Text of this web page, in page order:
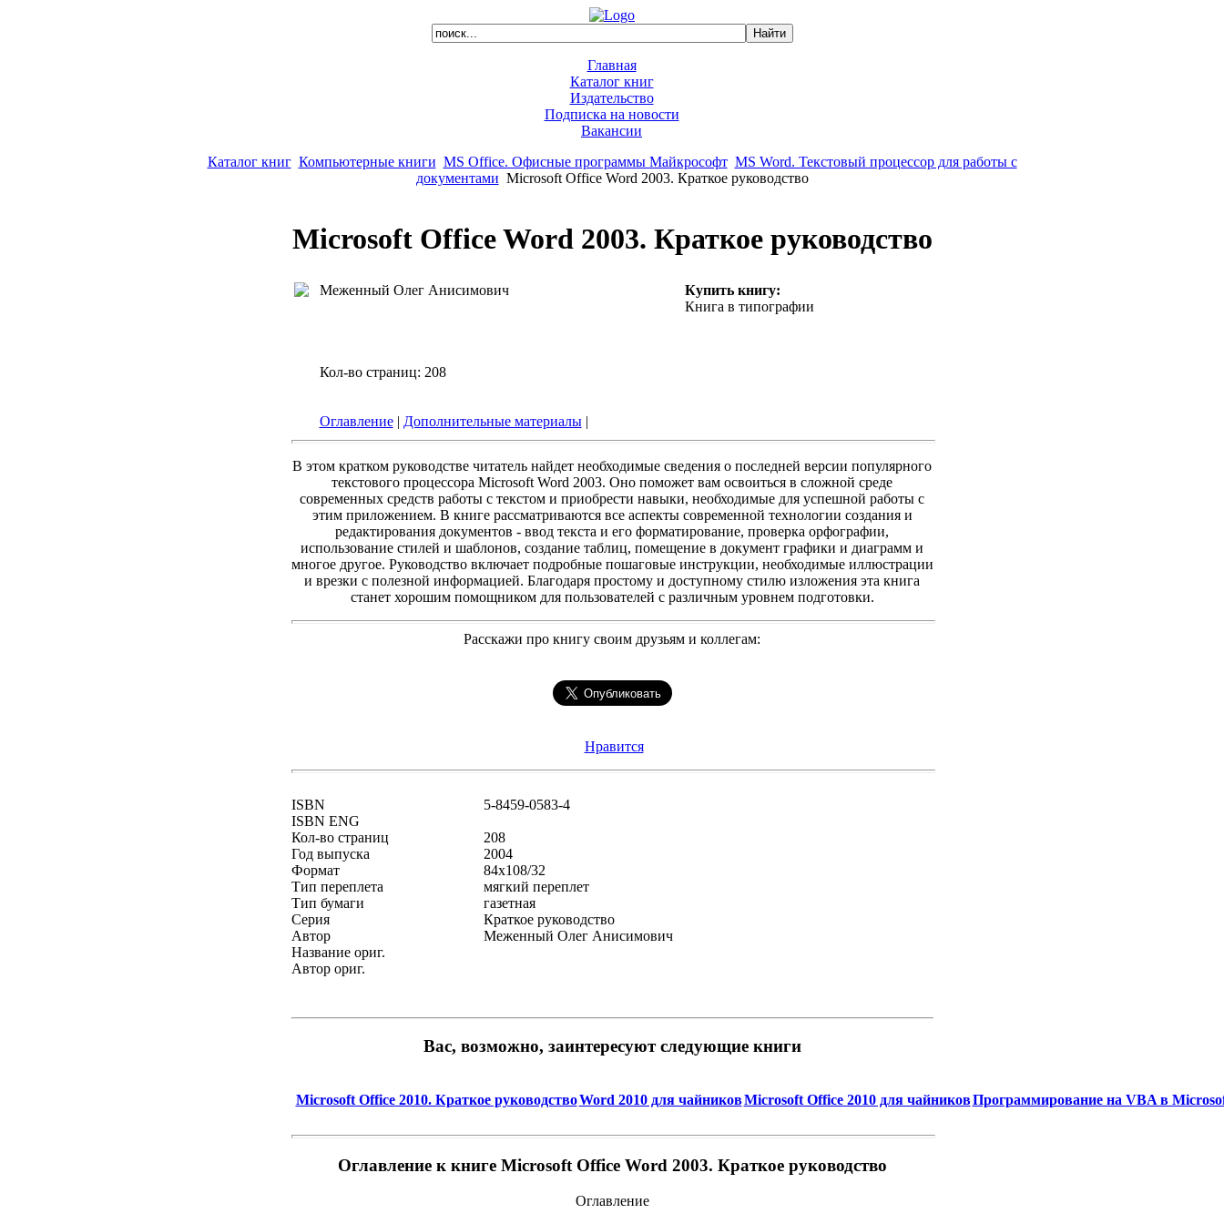
Главная
Каталог книг
Издательство
Подписка на новости
Вакансии
Каталог книг Компьютерные книги MS Office. Офисные программы Майкрософт MS Word. Текстовый процессор для работы с
документами Microsoft Office Word 2003. Краткое руководство
Microsoft Office Word 2003. Краткое руководство
Меженный Олег Анисимович
Кол-во страниц: 208
Оглавление| Дополнительные материалы|
Купить книгу:
Книга в типографии
В этом кратком руководстве читатель найдет необходимые сведения о последней версии популярного
текстового процессора Microsoft Word 2003. Оно поможет вам освоиться в сложной среде
современных средств работы с текстом и приобрести навыки, необходимые для успешной работы с
этим приложением. В книге рассматриваются все аспекты современной технологии создания и
редактирования документов - ввод текста и его форматирование, проверка орфографии,
использование стилей и шаблонов, создание таблиц, помещение в документ графики и диаграмм и
многое другое. Руководство включает подробные пошаговые инструкции, необходимые иллюстрации
и врезки с полезной информацией. Благодаря простому и доступному стилю изложения эта книга
станет хорошим помощником для пользователей с различным уровнем подготовки.
Расскажи про книгу своим друзьям и коллегам:
Нравится
ISBN
5-8459-0583-4
ISBN ENG
Кол-во страниц
208
Год выпуска
2004
Формат
84x108/32
Тип переплета
мягкий переплет
Тип бумаги
газетная
Серия
Краткое руководство
Автор
Меженный Олег Анисимович
Название ориг.
Автор ориг.
Вас, возможно, заинтересуют следующие книги
Microsoft Office 2010. Краткое руководствоWord 2010 для чайниковMicrosoft Office 2010 для чайниковПрограммирование на VBA в
Оглавление к книге Microsoft Office Word 2003. Краткое руководство
Оглавление